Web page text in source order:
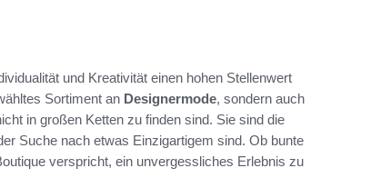
und Kreativität einen hohen Stellenwert
Sortiment an Designermode, sondern auch
in großen Ketten zu finden sind. Sie sind die
Suche nach etwas Einzigartigem sind. Ob bunte
verspricht, ein unvergessliches Erlebnis zu